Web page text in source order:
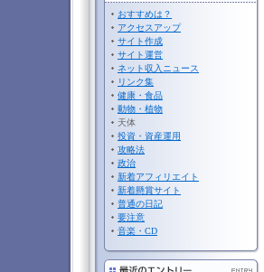
おすすめは？
アクセスアップ
サイト作成
サイト運営
ネット収入ニュース
リンク集
健康・食品
動物・植物
天体
投資・資産運用
攻略法
政治
新着アフィリエイト
新着懸賞サイト
普通の日記
要注意
音楽・CD